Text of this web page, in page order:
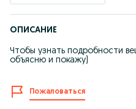
ОПИСАНИЕ
Чтобы узнать подробности
объясню и покажу)
Пожаловаться